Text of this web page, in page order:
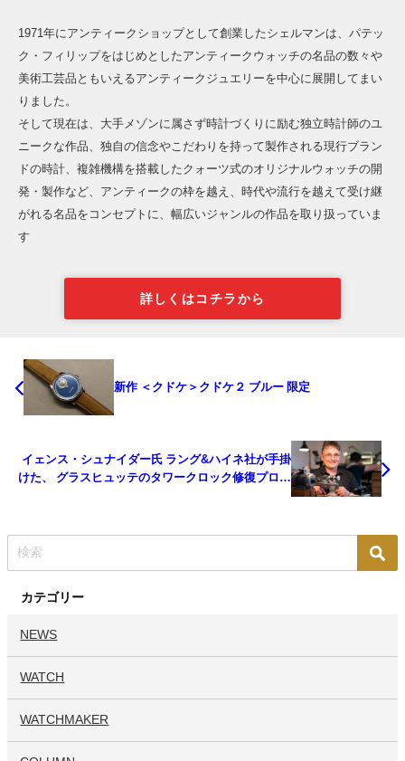
1971年にアンティークショップとして創業したシェルマンは、パテッ
ク・フィリップをはじめとしたアンティークウォッチの名品の数々や
美術工芸品ともいえるアンティークジュエリーを中心に展開してまい
りました。
そして現在は、大手メゾンに属さず時計づくりに励む独立時計師のユ
ニークな作品、独自の信念やこだわりを持って製作される現行ブラン
ドの時計、複雑機構を搭載したクォーツ式のオリジナルウォッチの開
発・製作など、アンティークの枠を越え、時代や流行を越えて受け継
がれる名品をコンセプトに、幅広いジャンルの作品を取り扱っていま
す
詳しくはコチラから
新作 ＜クドケ＞クドケ２ ブルー 限定
イェンス・シュナイダー氏 ラング&ハイネ社が手掛
けた、 グラスヒュッテのタワークロック修復プロジ
カテゴリー
NEWS
WATCH
WATCHMAKER